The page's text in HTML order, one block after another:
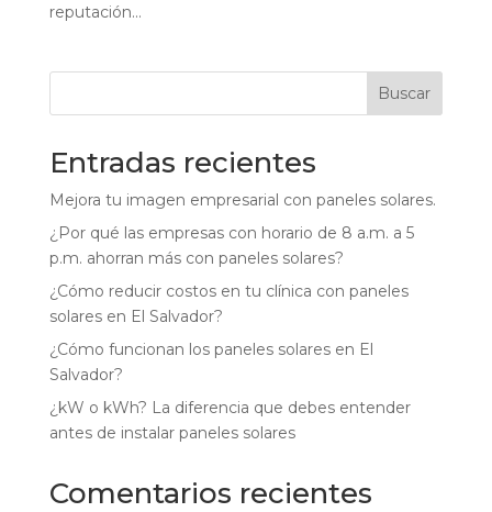
reputación...
Buscar
Entradas recientes
Mejora tu imagen empresarial con paneles solares.
¿Por qué las empresas con horario de 8 a.m. a 5
p.m. ahorran más con paneles solares?
¿Cómo reducir costos en tu clínica con paneles
solares en El Salvador?
¿Cómo funcionan los paneles solares en El
Salvador?
¿kW o kWh? La diferencia que debes entender
antes de instalar paneles solares
Comentarios recientes